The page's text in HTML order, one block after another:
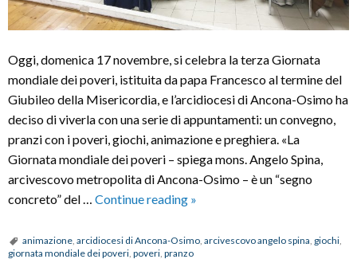
Oggi, domenica 17 novembre, si celebra la terza Giornata
mondiale dei poveri, istituita da papa Francesco al termine del
Giubileo della Misericordia, e l’arcidiocesi di Ancona-Osimo ha
deciso di viverla con una serie di appuntamenti: un convegno,
pranzi con i poveri, giochi, animazione e preghiera. «La
Giornata mondiale dei poveri – spiega mons. Angelo Spina,
arcivescovo metropolita di Ancona-Osimo – è un “segno
concreto” del … Continue reading Giornata
dei
poveri:
»
animazione, arcidiocesi di Ancona-Osimo, arcivescovo angelo spina, giochi,
giornata mondiale dei poveri, poveri, pranzo